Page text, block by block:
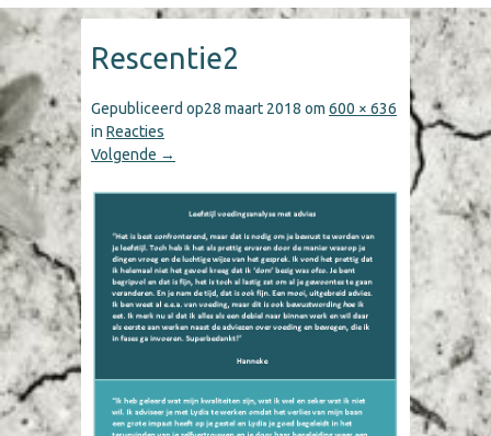
Rescentie2
Gepubliceerd op28 maart 2018 om 600 × 636
in Reacties
Volgende →